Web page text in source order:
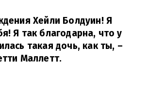
Хейли Болдуин! Я
Я так благодарна, что у
такая дочь, как ты, –
Маллетт.